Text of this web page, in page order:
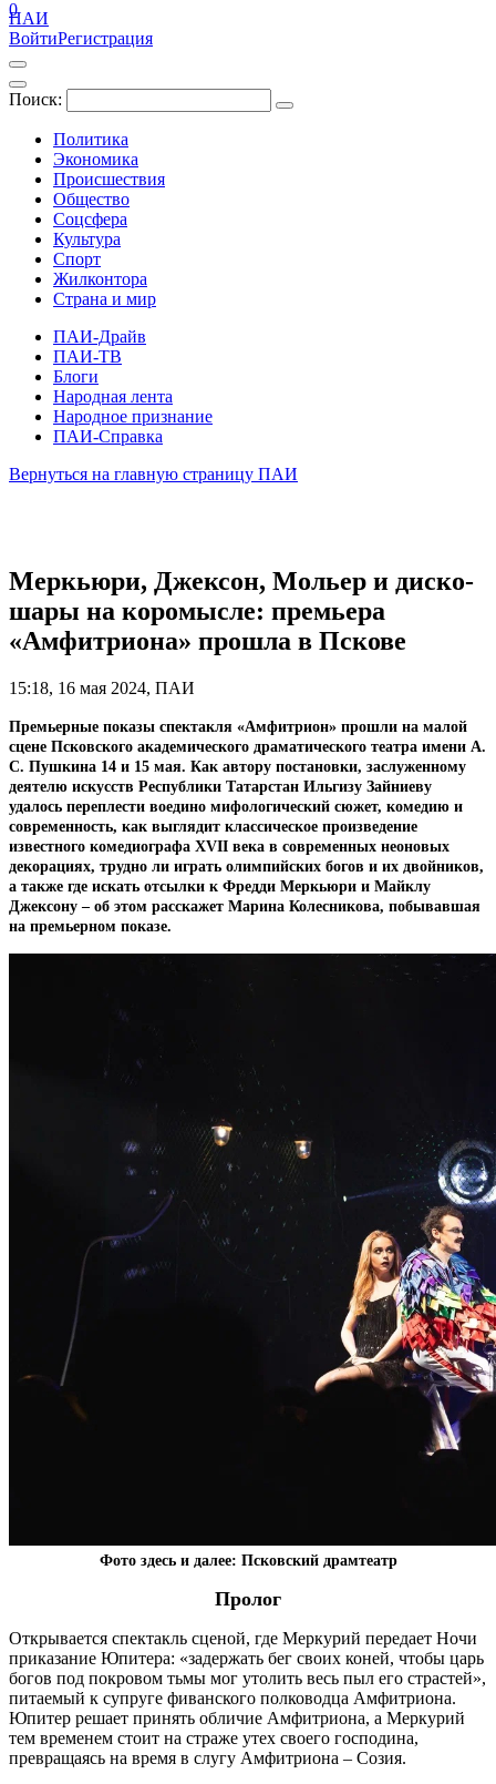
ПАИ
ВойтиРегистрация
Поиск:
Политика
Экономика
Происшествия
Общество
Соцсфера
Культура
Спорт
Жилконтора
Страна и мир
ПАИ-Драйв
ПАИ-ТВ
Блоги
Народная лента
Народное признание
ПАИ-Справка
0
Вернуться на главную страницу ПАИ
Меркьюри, Джексон, Мольер и диско-
шары на коромысле: премьера
«Амфитриона» прошла в Пскове
15:18, 16 мая 2024, ПАИ
Премьерные показы спектакля «Амфитрион» прошли на малой
сцене Псковского академического драматического театра имени А.
С. Пушкина 14 и 15 мая. Как автору постановки, заслуженному
деятелю искусств Республики Татарстан Ильгизу Зайниеву
удалось переплести воедино мифологический сюжет, комедию и
современность, как выглядит классическое произведение
известного комедиографа XVII века в современных неоновых
декорациях, трудно ли играть олимпийских богов и их двойников,
а также где искать отсылки к Фредди Меркьюри и Майклу
Джексону – об этом расскажет Марина Колесникова, побывавшая
на премьерном показе.
Фото здесь и далее: Псковский драмтеатр
Пролог
Открывается спектакль сценой, где Меркурий передает Ночи
приказание Юпитера: «задержать бег своих коней, чтобы царь
богов под покровом тьмы мог утолить весь пыл его страстей»,
питаемый к супруге фиванского полководца Амфитриона.
Юпитер решает принять обличие Амфитриона, а Меркурий
тем временем стоит на страже утех своего господина,
превращаясь на время в слугу Амфитриона – Созия.